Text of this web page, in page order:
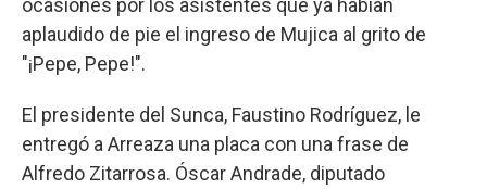
ocasiones por los asistentes que ya habían
aplaudido de pie el ingreso de Mujica al grito de
"¡Pepe, Pepe!".
El presidente del Sunca, Faustino Rodríguez, le
entregó a Arreaza una placa con una frase de
Alfredo Zitarrosa. Óscar Andrade, diputado